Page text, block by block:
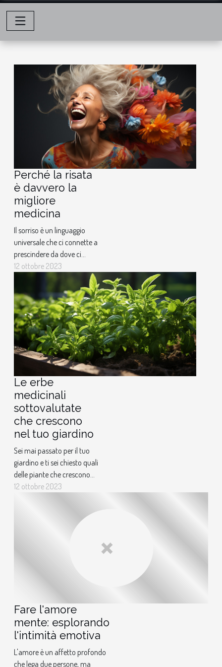
Fare l'amore
mente: esplorando
l'intimità emotiva
L'amore è un affetto profondo
che lega due persone, ma
Perché la risata
è davvero la
migliore
medicina
Il sorriso è un linguaggio
universale che ci connette a
prescindere da dove ci
troviamo. È un'espressione
di gioia, felicità e a volte di
sollievo. Ma sapevi che
ridere non solo ci rende
felici, ma può anche avere
effetti benefici sulla nostra
salute? È un fenomeno
intrigante e meraviglioso
12 ottobre 2023
Le erbe
medicinali
sottovalutate
che crescono
nel tuo giardino
Sei mai passato per il tuo
giardino e ti sei chiesto quali
delle piante che crescono
potrebbero avere proprietà
che alcune delle erbe più
12 ottobre 2023